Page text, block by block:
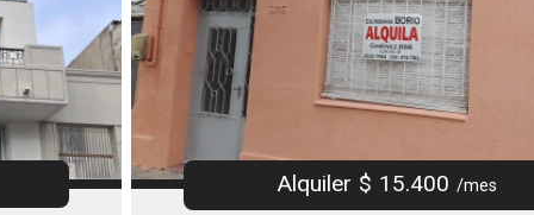
Alquiler $ 15.400/mes